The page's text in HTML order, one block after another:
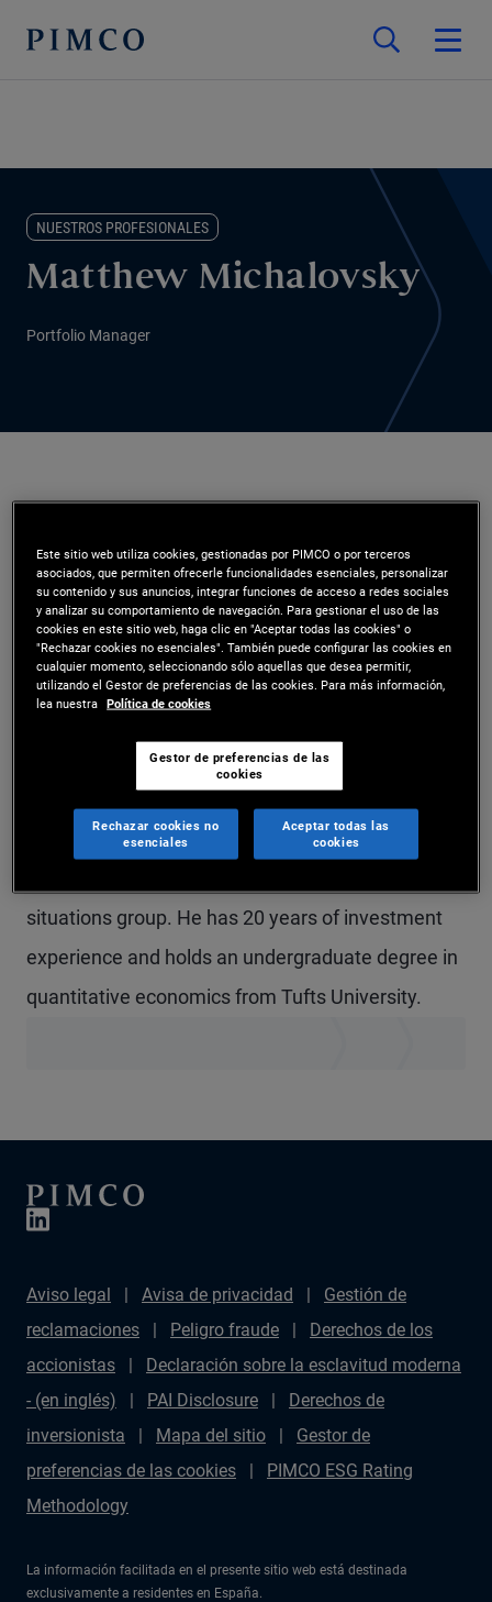
NUESTROS PROFESIONALES
Matthew Michalovsky
Portfolio Manager
portfolio manager in the Newport Beach office,
where he leads the firm's U.S. commercial real
estate (CRE) equity and debt-related special
situations team. Mr. Michalovsky rejoined PIMCO
firm from 2012–2022. He spent the last two years
investments. Earlier in his career, he was a vice
situations group. He has 20 years of investment
experience and holds an undergraduate degree in
quantitative economics from Tufts University.
Aviso legal Avisa de privacidad
Gestión de
reclamaciones
Peligro fraude
Derechos de los
accionistas
Declaración sobre la esclavitud moderna
- (en inglés)
PAI Disclosure
Derechos de
inversionista
Mapa del sitio
Gestor de
preferencias de las cookies
PIMCO ESG Rating
Methodology
La información facilitada en el presente sitio web está destinada
exclusivamente a residentes en España.
Este sitio web utiliza cookies, gestionadas por PIMCO o por terceros
asociados, que permiten ofrecerle funcionalidades esenciales, personalizar
su contenido y sus anuncios, integrar funciones de acceso a redes sociales
y analizar su comportamiento de navegación. Para gestionar el uso de las
cookies en este sitio web, haga clic en "Aceptar todas las cookies" o
"Rechazar cookies no esenciales". También puede configurar las cookies en
cualquier momento, seleccionando sólo aquellas que desea permitir,
utilizando el Gestor de preferencias de las cookies. Para más información,
lea nuestra Política de cookies
Gestor de preferencias de las
cookies
Rechazar cookies no
esenciales
Aceptar todas las
cookies